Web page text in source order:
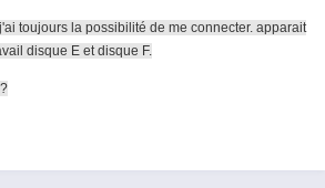
toujours la possibilité de me connecter. apparait
disque E et disque F.